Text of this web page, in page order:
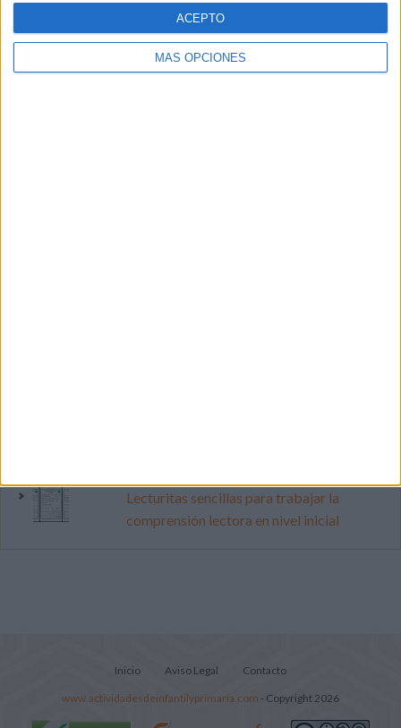
MÁS OPCIONES
ACEPTO
Lecturitas sencillas para trabajar la
comprensión lectora en nivel inicial
Inicio Aviso Legal Contacto
www.actividadesdeinfantilyprimaria.com - Copyright 2026